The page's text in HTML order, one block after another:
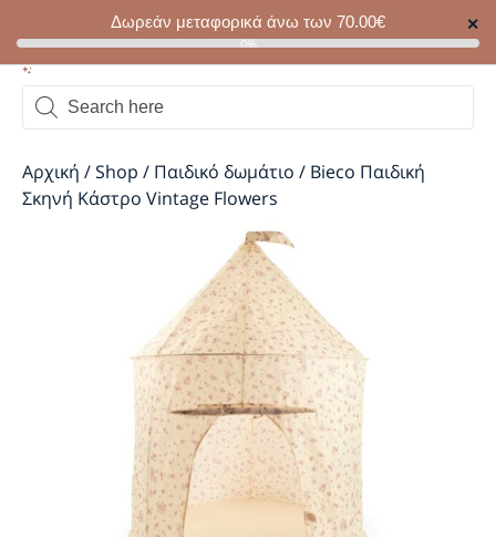
Δωρεάν μεταφορικά άνω των 70.00€ ✕
0%
Αρχική /Shop / Παιδικό δωμάτιο / Bieco Παιδική
Σκηνή Κάστρο Vintage Flowers